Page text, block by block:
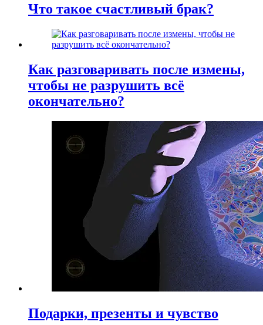
Что такое счастливый брак?
Как разговаривать после измены,
чтобы не разрушить всё
окончательно?
Подарки, презенты и чувство